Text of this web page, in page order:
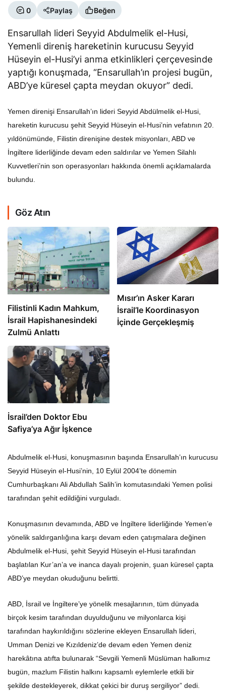
0 Paylaş Beğen
Ensarullah lideri Seyyid Abdulmelik el-Husi,
Yemenli direniş hareketinin kurucusu Seyyid
Hüseyin el-Husi’yi anma etkinlikleri çerçevesinde
yaptığı konuşmada, “Ensarullah’ın projesi bugün,
ABD’ye küresel çapta meydan okuyor” dedi.
Yemen direnişi Ensarullah’ın lideri Seyyid Abdülmelik el-Husi,
hareketin kurucusu şehit Seyyid Hüseyin el-Husi’nin vefatının 20.
yıldönümünde, Filistin direnişine destek misyonları, ABD ve
İngiltere liderliğinde devam eden saldırılar ve Yemen Silahlı
Kuvvetleri’nin son operasyonları hakkında önemli açıklamalarda
bulundu.
Göz Atın
Filistinli Kadın Mahkum,
İsrail Hapishanesindeki
Zulmü Anlattı
Mısır’ın Asker Kararı
İsrail’le Koordinasyon
İçinde Gerçekleşmiş
İsrail’den Doktor Ebu
Safiya’ya Ağır İşkence
Abdulmelik el-Husi, konuşmasının başında Ensarullah’ın kurucusu
Seyyid Hüseyin el-Husi’nin, 10 Eylül 2004’te dönemin
Cumhurbaşkanı Ali Abdullah Salih’in komutasındaki Yemen polisi
tarafından şehit edildiğini vurguladı.
Konuşmasının devamında, ABD ve İngiltere liderliğinde Yemen’e
yönelik saldırganlığına karşı devam eden çatışmalara değinen
Abdulmelik el-Husi, şehit Seyyid Hüseyin el-Husi tarafından
başlatılan Kur’an’a ve inanca dayalı projenin, şuan küresel çapta
ABD’ye meydan okuduğunu belirtti.
ABD, İsrail ve İngiltere’ye yönelik mesajlarının, tüm dünyada
birçok kesim tarafından duyulduğunu ve milyonlarca kişi
tarafından haykırıldığını sözlerine ekleyen Ensarullah lideri,
Umman Denizi ve Kızıldeniz’de devam eden Yemen deniz
harekâtına atıfta bulunarak “Sevgili Yemenli Müslüman halkımız
bugün, mazlum Filistin halkını kapsamlı eylemlerle etkili bir
şekilde destekleyerek, dikkat çekici bir duruş sergiliyor” dedi.